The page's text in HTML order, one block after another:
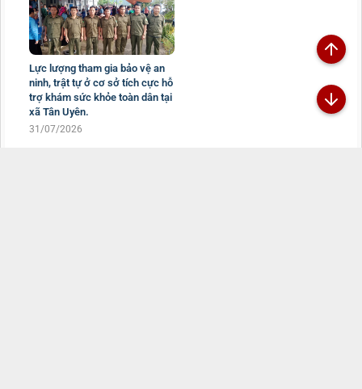
Lực lượng tham gia bảo vệ an
ninh, trật tự ở cơ sở tích cực hỗ
trợ khám sức khỏe toàn dân tại
xã Tân Uyên.
31/07/2026